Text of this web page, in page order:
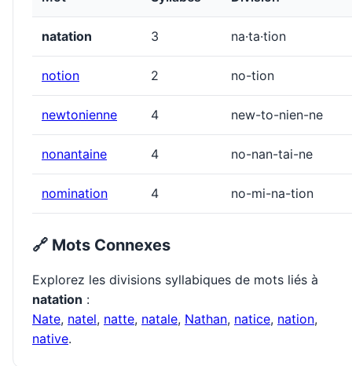
natation 3 na·ta·tion
notion 2 no-tion
newtonienne 4 new-to-nien-ne
nonantaine 4 no-nan-tai-ne
nomination 4 no-mi-na-tion
🔗 Mots Connexes
Explorez les divisions syllabiques de mots liés à
natation :
Nate, natel, natte, natale, Nathan, natice, nation,
native.